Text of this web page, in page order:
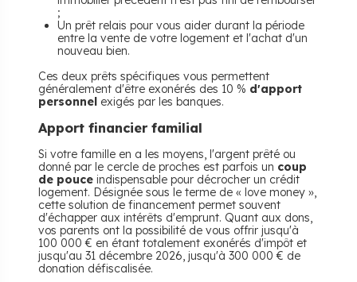
;
Un prêt relais pour vous aider durant la période
entre la vente de votre logement et l'achat d'un
nouveau bien.
Ces deux prêts spécifiques vous permettent
généralement d'être exonérés des 10 % d'apport
personnel exigés par les banques.
Apport financier familial
Si votre famille en a les moyens, l'argent prêté ou
donné par le cercle de proches est parfois un coup
de pouce indispensable pour décrocher un crédit
logement. Désignée sous le terme de « love money »,
cette solution de financement permet souvent
d'échapper aux intérêts d'emprunt. Quant aux dons,
vos parents ont la possibilité de vous offrir jusqu'à
100 000 € en étant totalement exonérés d'impôt et
jusqu'au 31 décembre 2026, jusqu'à 300 000 € de
donation défiscalisée.